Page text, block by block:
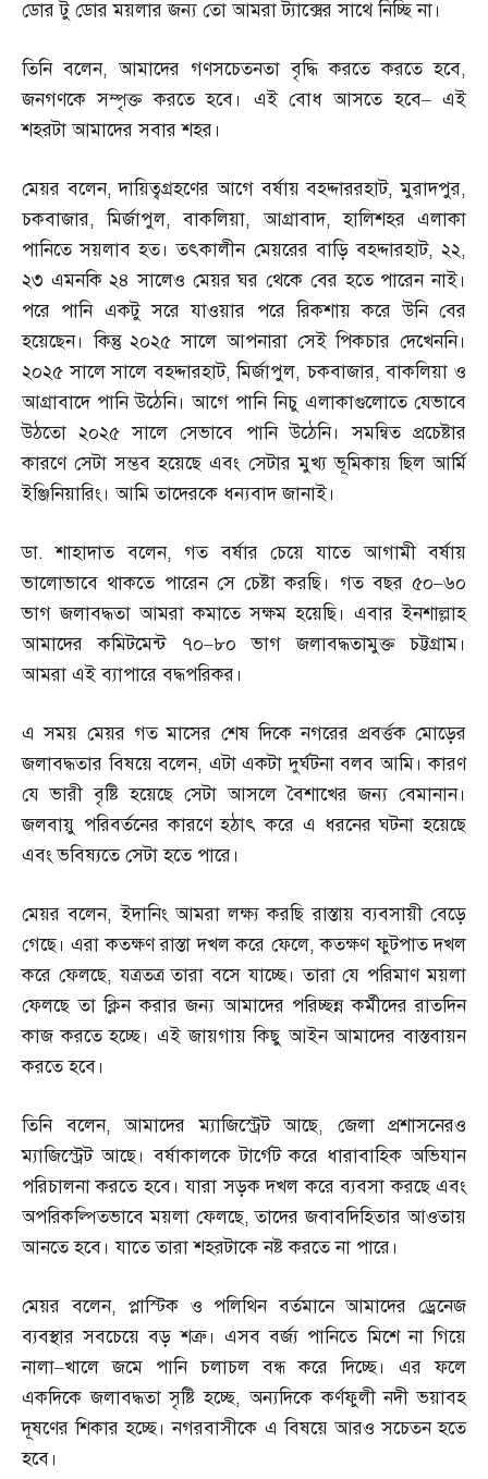
ডোর টু ডোর ময়লার জন্য তো আমরা ট্যাক্সের সাথে নিচ্ছি না।
তিনি বলেন,আমাদের গণসচেতনতা বৃদ্ধি করতে করতে হবে,
জনগণকে সম্পৃক্ত করতে হবে। এই বোধ আসতে হবে– এই
শহরটা আমাদের সবার শহর।
মেয়র বলেন,দায়িত্বগ্রহণের আগে বর্ষায় বহদ্দাররহাট,মুরাদপুর,
চকবাজার,মির্জাপুল,বাকলিয়া,আগ্রাবাদ,হালিশহর এলাকা
পানিতে সয়লাব হত। তৎকালীন মেয়রের বাড়ি বহদ্দারহাট,২২,
২৩ এমনকি ২৪ সালেও মেয়র ঘর থেকে বের হতে পারেন নাই।
পরে পানি একটু সরে যাওয়ার পরে রিকশায় করে উনি বের
হয়েছেন। কিন্তু ২০২৫ সালে আপনারা সেই পিকচার দেখেননি।
২০২৫ সালে সালে বহদ্দারহাট,মির্জাপুল,চকবাজার,বাকলিয়া ও
আগ্রাবাদে পানি উঠেনি। আগে পানি নিচু এলাকাগুলোতে যেভাবে
উঠতো ২০২৫ সালে সেভাবে পানি উঠেনি। সমন্বিত প্রচেষ্টার
কারণে সেটা সম্ভব হয়েছে এবং সেটার মুখ্য ভূমিকায় ছিল আর্মি
ইঞ্জিনিয়ারিং। আমি তাদেরকে ধন্যবাদ জানাই।
ডা.শাহাদাত বলেন,গত বর্ষার চেয়ে যাতে আগামী বর্ষায়
ভালোভাবে থাকতে পারেন সে চেষ্টা করছি। গত বছর ৫০–৬০
ভাগ জলাবদ্ধতা আমরা কমাতে সক্ষম হয়েছি। এবার ইনশাল্লাহ
আমাদের কমিটমেন্ট ৭০–৮০ ভাগ জলাবদ্ধতামুক্ত চট্টগ্রাম।
আমরা এই ব্যাপারে বদ্ধপরিকর।
এ সময় মেয়র গত মাসের শেষ দিকে নগরের প্রবর্ত্তক মোড়ের
জলাবদ্ধতার বিষয়ে বলেন, এটা একটা দুর্ঘটনা বলব আমি। কারণ
যে ভারী বৃষ্টি হয়েছে সেটা আসলে বৈশাখের জন্য বেমানান।
জলবায়ু পরিবর্তনের কারণে হঠাৎ করে এ ধরনের ঘটনা হয়েছে
এবং ভবিষ্যতে সেটা হতে পারে।
মেয়র বলেন,ইদানিং আমরা লক্ষ্য করছি রাস্তায় ব্যবসায়ী বেড়ে
গেছে। এরা কতক্ষণ রাস্তা দখল করে ফেলে,কতক্ষণ ফুটপাত দখল
করে ফেলছে,যত্রতত্র তারা বসে যাচ্ছে। তারা যে পরিমাণ ময়লা
ফেলছে তা ক্লিন করার জন্য আমাদের পরিচ্ছন্ন কর্মীদের রাতদিন
কাজ করতে হচ্ছে। এই জায়গায় কিছু আইন আমাদের বাস্তবায়ন
করতে হবে।
তিনি বলেন,আমাদের ম্যাজিস্ট্রেট আছে, জেলা প্রশাসনেরও
ম্যাজিস্ট্রেট আছে। বর্ষাকালকে টার্গেট করে ধারাবাহিক অভিযান
পরিচালনা করতে হবে। যারা সড়ক দখল করে ব্যবসা করছে এবং
অপরিকল্পিতভাবে ময়লা ফেলছে,তাদের জবাবদিহিতার আওতায়
আনতে হবে। যাতে তারা শহরটাকে নষ্ট করতে না পারে।
মেয়র বলেন, প্লাস্টিক ও পলিথিন বর্তমানে আমাদের ড্রেনেজ
ব্যবস্থার সবচেয়ে বড় শত্রু। এসব বর্জ্য পানিতে মিশে না গিয়ে
নালা–খালে জমে পানি চলাচল বন্ধ করে দিচ্ছে। এর ফলে
একদিকে জলাবদ্ধতা সৃষ্টি হচ্ছে,অন্যদিকে কর্ণফুলী নদী ভয়াবহ
দূষণের শিকার হচ্ছে। নগরবাসীকে এ বিষয়ে আরও সচেতন হতে
হবে।